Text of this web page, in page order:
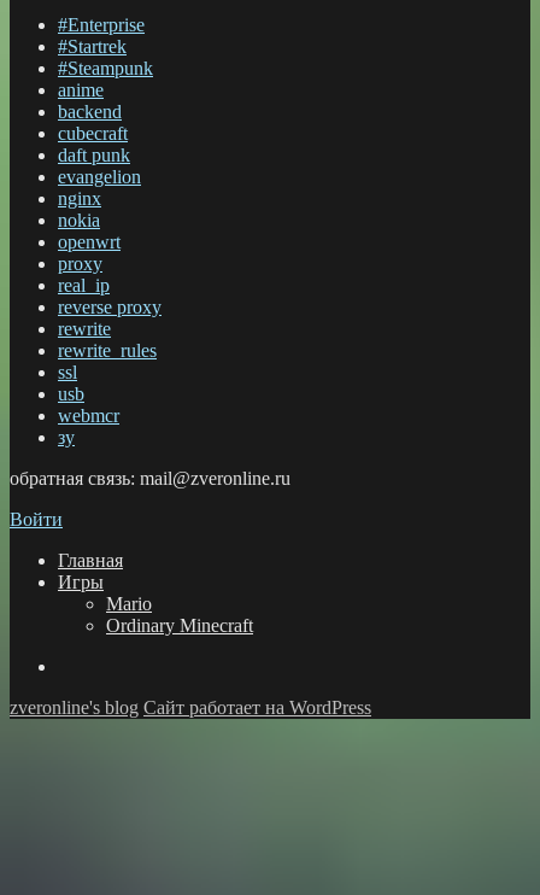
#Enterprise
#Startrek
#Steampunk
anime
backend
cubecraft
daft punk
evangelion
nginx
nokia
openwrt
proxy
real_ip
reverse proxy
rewrite
rewrite_rules
ssl
usb
webmcr
зу
обратная связь: mail@zveronline.ru
Войти
Главная
Игры
Mario
Ordinary Minecraft
zveronline's blog Сайт работает на WordPress